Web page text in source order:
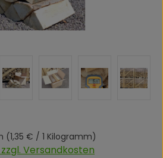
(1,35 € / 1 Kilogramm)
Versandkosten